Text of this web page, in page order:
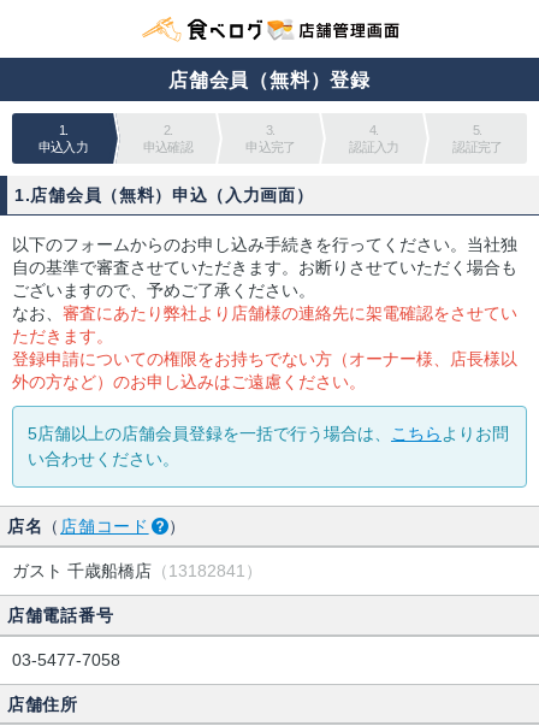
店舗会員（無料）登録
1.
申込入力
2.
申込確認
3.
申込完了
4.
認証入力
5.
認証完了
1.店舗会員（無料）申込（入力画面）
以下のフォームからのお申し込み手続きを行ってください。当社独
自の基準で審査させていただきます。お断りさせていただく場合も
ございますので、予めご了承ください。
なお、 審査にあたり弊社より店舗様の連絡先に架電確認をさせてい
ただきます。
登録申請についての権限をお持ちでない方（オーナー様、店長様以
外の方など）のお申し込みはご遠慮ください。
5店舗以上の店舗会員登録を一括で行う場合は、 こちら よりお問
い合わせください。
店名 （ 店舗コード ）
ガスト 千歳船橋店 （13182841）
店舗電話番号
03-5477-7058
店舗住所